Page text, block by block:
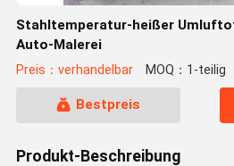
Stahltemperatur-heißer
Auto-Malerei
Preis：verhandelbar MOQ：1-teilig
Bestpreis
Produkt-Beschreibung